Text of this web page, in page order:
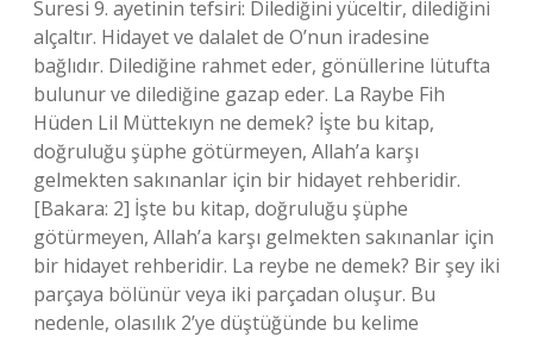
Suresi 9. ayetinin tefsiri: Dilediğini yüceltir, dilediğini
alçaltır. Hidayet ve dalalet de O’nun iradesine
bağlıdır. Dilediğine rahmet eder, gönüllerine lütufta
bulunur ve dilediğine gazap eder. La Raybe Fih
Hüden Lil Müttekıyn ne demek? İşte bu kitap,
doğruluğu şüphe götürmeyen, Allah’a karşı
gelmekten sakınanlar için bir hidayet rehberidir.
[Bakara: 2] İşte bu kitap, doğruluğu şüphe
götürmeyen, Allah’a karşı gelmekten sakınanlar için
bir hidayet rehberidir. La reybe ne demek? Bir şey iki
parçaya bölünür veya iki parçadan oluşur. Bu
nedenle, olasılık 2’ye düştüğünde bu kelime